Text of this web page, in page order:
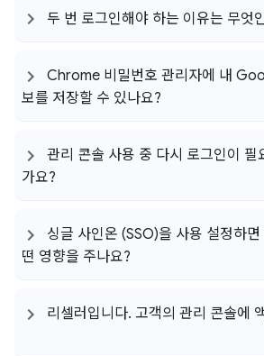
두 번 로그인해야 하는 이유는 무엇
Chrome 비밀번호 관리자에 내
보를 저장할 수 있나요?
관리 콘솔 사용 중 다시 로그인이 필
가요?
싱글 사인온 (SSO)을 사용 설정하
떤 영향을 주나요?
리셀러입니다. 고객의 관리 콘솔에